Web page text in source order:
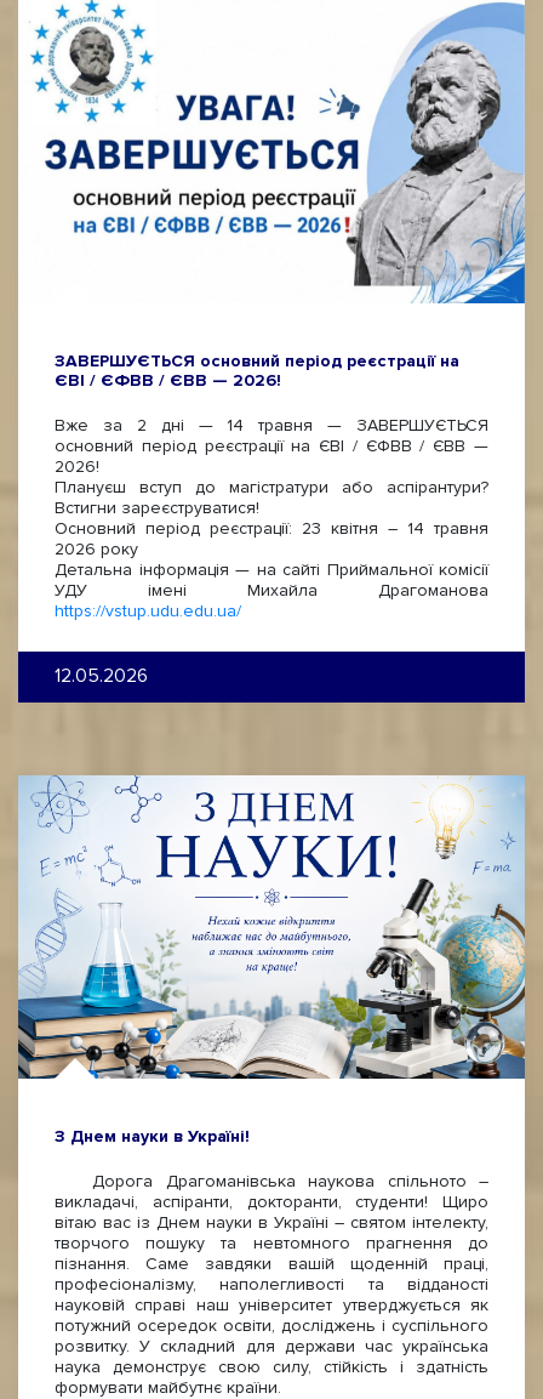
ЗАВЕРШУЄТЬСЯ основний період реєстрації на
ЄВІ / ЄФВВ / ЄВВ — 2026!
Вже за 2 дні — 14 травня — ЗАВЕРШУЄТЬСЯ
основний період реєстрації на ЄВІ / ЄФВВ / ЄВВ —
2026!
Плануєш вступ до магістратури або аспірантури?
Встигни зареєструватися!
Основний період реєстрації: 23 квітня – 14 травня
2026 року
Детальна інформація — на сайті Приймальної комісії
УДУ імені Михайла Драгоманова
https://vstup.udu.edu.ua/
12.05.2026
З Днем науки в Україні!
Дорога Драгоманівська наукова спільното –
викладачі, аспіранти, докторанти, студенти! Щиро
вітаю вас із Днем науки в Україні – святом інтелекту,
творчого пошуку та невтомного прагнення до
пізнання. Саме завдяки вашій щоденній праці,
професіоналізму, наполегливості та відданості
науковій справі наш університет утверджується як
потужний осередок освіти, досліджень і суспільного
розвитку. У складний для держави час українська
наука демонструє свою силу, стійкість і здатність
формувати майбутнє країни.